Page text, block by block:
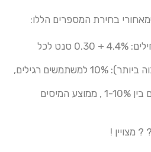
בחירת המספרים הללו:
עמלות פייפאל למוכרים מתחילים: 4.4% + 0.30 סנט לכל
עמלות איביי(בקטגוריה הגבוה ביותר): 10% למשתמשים רגילים,
מיסים: המיסים בארה״ב נעים בין 1-10% , ממוצע המיסים
? מצויין !